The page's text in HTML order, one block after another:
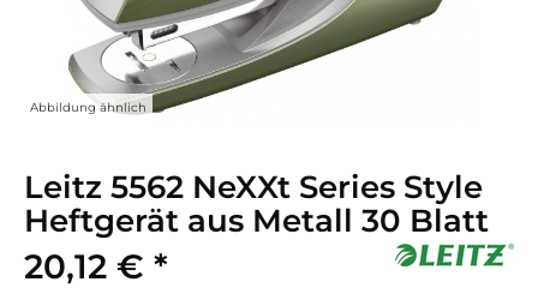
Abbildung ähnlich
Leitz 5562 NeXXt Series Style
Heftgerät aus Metall 30 Blatt
20,12 € *